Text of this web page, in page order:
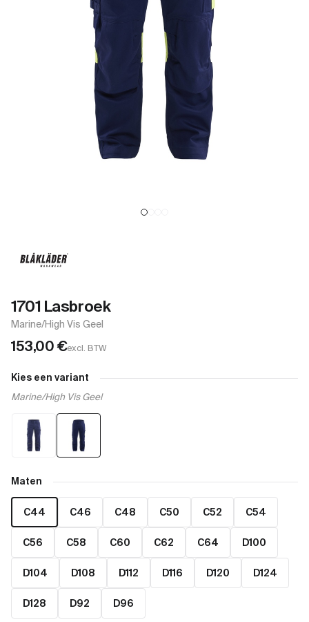
1701 Lasbroek
Marine/High Vis Geel
153,00€excl. BTW
Kies een variant
Marine/High Vis Geel
Maten
C44 C46 C48 C50 C52 C54
C56 C58 C60 C62 C64 D100
D104 D108 D112 D116 D120 D124
D128 D92 D96